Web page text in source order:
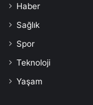
Haber
Sağlık
Spor
Teknoloji
Yaşam